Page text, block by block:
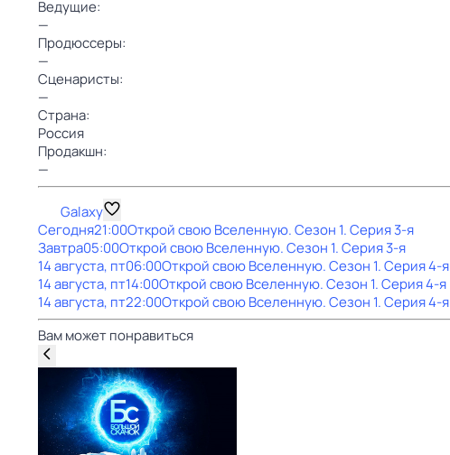
Ведущие:
—
Продюссеры:
—
Сценаристы:
—
Страна:
Россия
Продакшн:
—
Galaxy
Сегодня21:00Открой свою Вселенную. Сезон 1. Серия 3-я
Завтра05:00Открой свою Вселенную. Сезон 1. Серия 3-я
14 августа, пт06:00Открой свою Вселенную. Сезон 1. Серия 4-я
14 августа, пт14:00Открой свою Вселенную. Сезон 1. Серия 4-я
14 августа, пт22:00Открой свою Вселенную. Сезон 1. Серия 4-я
Вам может понравиться